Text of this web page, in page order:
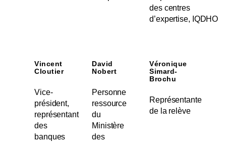
des centres
d’expertise, IQDHO
Vincent
Cloutier
Vice-
président,
représentant
des
banques
David
Nobert
Personne
ressource
du
Ministère
des
Véronique
Simard-
Brochu
Représentante
de la relève